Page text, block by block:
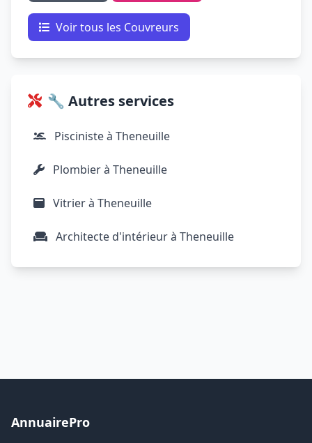
Voir tous les Couvreurs
🔧 Autres services
Pisciniste à Theneuille
Plombier à Theneuille
Vitrier à Theneuille
Architecte d'intérieur à Theneuille
AnnuairePro